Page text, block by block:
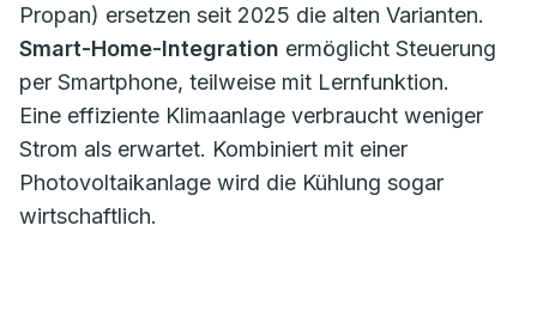
Propan) ersetzen seit 2025 die alten Varianten.
Smart-Home-Integration ermöglicht Steuerung
per Smartphone, teilweise mit Lernfunktion.
Eine effiziente Klimaanlage verbraucht weniger
Strom als erwartet. Kombiniert mit einer
Photovoltaikanlage wird die Kühlung sogar
wirtschaftlich.